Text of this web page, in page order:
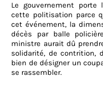
Le gouvernement
cette politisation parce
cet événement, la
décès par balle
ministre aurait dû
solidarité, de contrition,
bien de désigner un
se rassembler.